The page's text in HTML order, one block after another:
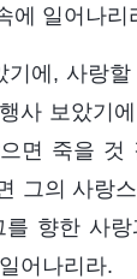
에 일어나리
기에, 사랑할
사 보았기
면 죽을 것
그의 사랑
향한 사
어나리라.